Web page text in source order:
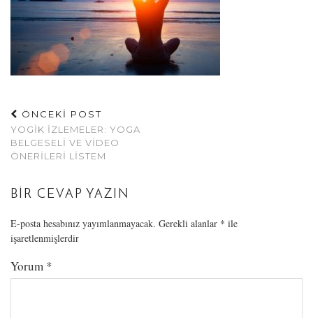
ÖNCEKİ POST
YOGIK İZLEMELER: YOGA
BELGESELI VE VIDEO
ÖNERILERI LISTEM
BIR CEVAP YAZIN
E-posta hesabınız yayımlanmayacak. Gerekli alanlar * ile
işaretlenmişlerdir
Yorum *